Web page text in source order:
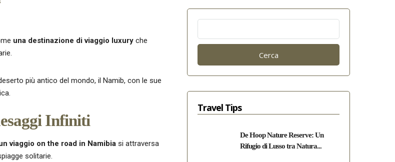
una destinazione di viaggio luxury che
più antico del mondo, il Namib, con le sue
Infiniti
viaggio on the road in Namibia si attraversa
solitarie.
Travel Tips
De Hoop Nature Reserve: Un
Rifugio di Lusso tra Natura...